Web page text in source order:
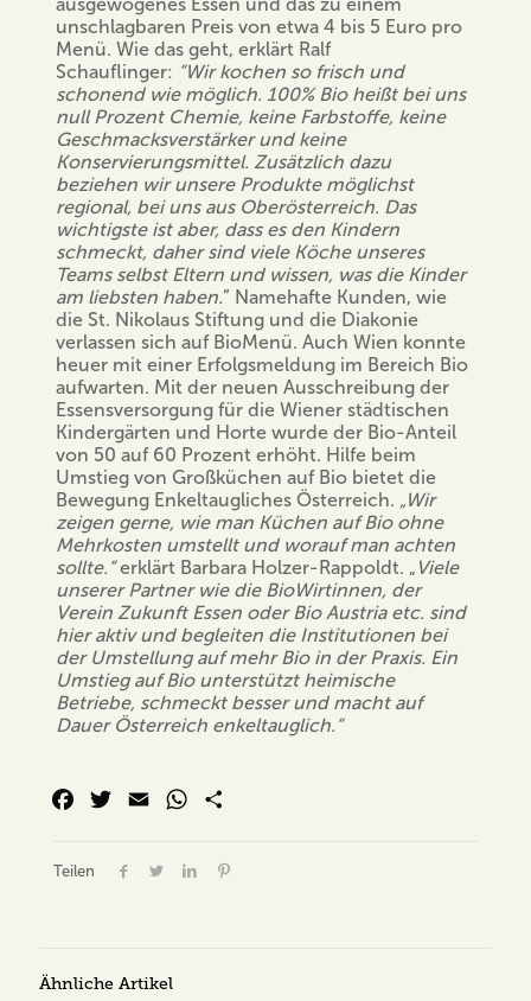
unschlagbaren Preis von etwa 4 bis 5 Euro pro
Menü. Wie das geht, erklärt Ralf
Schauflinger: “Wir kochen so frisch und
schonend wie möglich. 100% Bio heißt bei uns
null Prozent Chemie, keine Farbstoffe, keine
Geschmacksverstärker und keine
Konservierungsmittel. Zusätzlich dazu
beziehen wir unsere Produkte möglichst
regional, bei uns aus Oberösterreich. Das
wichtigste ist aber, dass es den Kindern
schmeckt, daher sind viele Köche unseres
Teams selbst Eltern und wissen, was die Kinder
am liebsten haben.” Namehafte Kunden, wie
die St. Nikolaus Stiftung und die Diakonie
verlassen sich auf BioMenü. Auch Wien konnte
heuer mit einer Erfolgsmeldung im Bereich Bio
aufwarten. Mit der neuen Ausschreibung der
Essensversorgung für die Wiener städtischen
Kindergärten und Horte wurde der Bio-Anteil
von 50 auf 60 Prozent erhöht. Hilfe beim
Umstieg von Großküchen auf Bio bietet die
Bewegung Enkeltaugliches Österreich. „Wir
zeigen gerne, wie man Küchen auf Bio ohne
Mehrkosten umstellt und worauf man achten
sollte.“erklärt Barbara Holzer-Rappoldt. „ Viele
unserer Partner wie die BioWirtinnen, der
Verein Zukunft Essen oder Bio Austria etc. sind
hier aktiv und begleiten die Institutionen bei
der Umstellung auf mehr Bio in der Praxis. Ein
Umstieg auf Bio unterstützt heimische
Betriebe, schmeckt besser und macht auf
Dauer Österreich enkeltauglich.“
FacebookTwitterEmail WhatsApp
Teilen
Ähnliche Artikel